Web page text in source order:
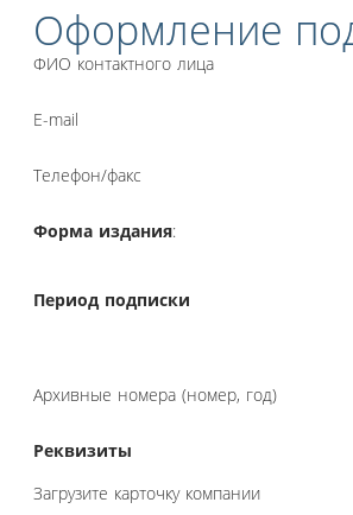
Оформление
ФИО контактного лица
E-mail
Телефон/факс
Форма издания:
Период подписки
Архивные номера (номер, год)
Реквизиты
Загрузите карточку компании